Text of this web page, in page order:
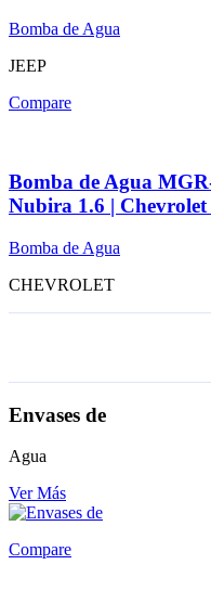
Bomba de Agua
JEEP
Compare
Bomba de Agua
Nubira 1.6 | Chevrolet
Bomba de Agua
CHEVROLET
Envases de
Agua
Ver Más
Compare